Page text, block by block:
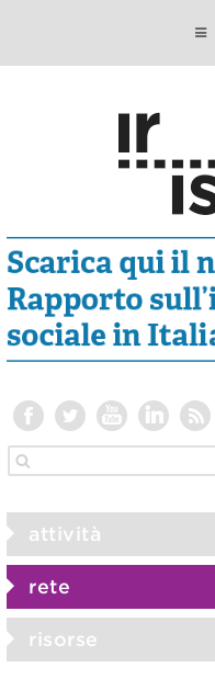
attività
rete
risorse